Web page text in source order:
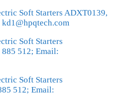
Soft Starters ADXT0139,
Soft Starters
512; Email:
Soft Starters
512; Email: